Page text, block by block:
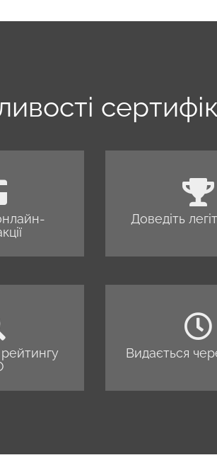
Доведіть
Видається